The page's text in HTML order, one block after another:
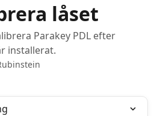
låset
Parakey PDL efter
installerat.